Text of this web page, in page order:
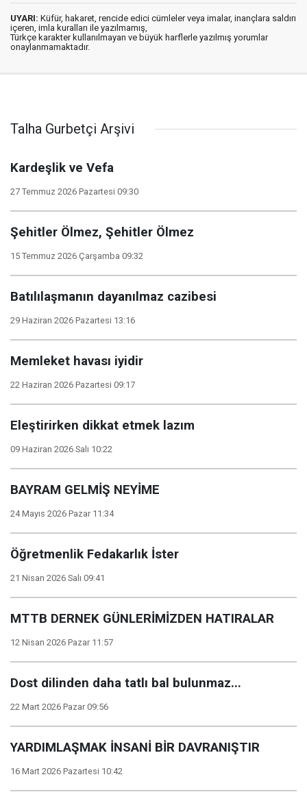
UYARI: Küfür, hakaret, rencide edici cümleler veya imalar, inançlara saldırı
içeren, imla kuralları ile yazılmamış,
Türkçe karakter kullanılmayan ve büyük harflerle yazılmış yorumlar
onaylanmamaktadır.
Talha Gurbetçi Arşivi
Kardeşlik ve Vefa
27 Temmuz 2026 Pazartesi 09:30
Şehitler Ölmez, Şehitler Ölmez
15 Temmuz 2026 Çarşamba 09:32
Batılılaşmanın dayanılmaz cazibesi
29 Haziran 2026 Pazartesi 13:16
Memleket havası iyidir
22 Haziran 2026 Pazartesi 09:17
Eleştirirken dikkat etmek lazım
09 Haziran 2026 Salı 10:22
BAYRAM GELMİŞ NEYİME
24 Mayıs 2026 Pazar 11:34
Öğretmenlik Fedakarlık İster
21 Nisan 2026 Salı 09:41
MTTB DERNEK GÜNLERİMİZDEN HATIRALAR
12 Nisan 2026 Pazar 11:57
Dost dilinden daha tatlı bal bulunmaz...
22 Mart 2026 Pazar 09:56
YARDIMLAŞMAK İNSANİ BİR DAVRANIŞTIR
16 Mart 2026 Pazartesi 10:42